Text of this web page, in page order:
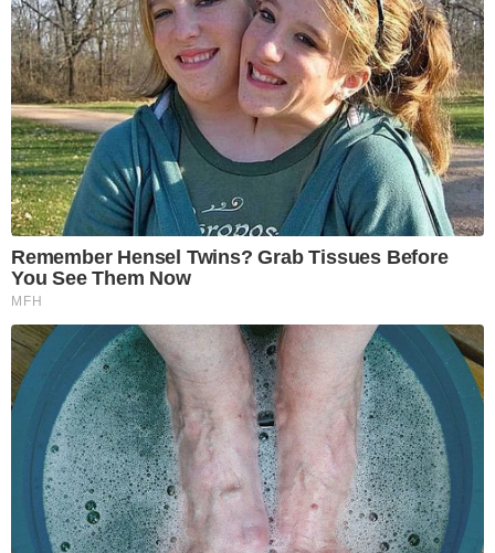
Remember Hensel Twins? Grab Tissues Before
You See Them Now
MFH